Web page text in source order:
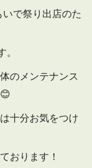
いで祭り出店のた
のメンテナンス
十分お気をつけ
おります！